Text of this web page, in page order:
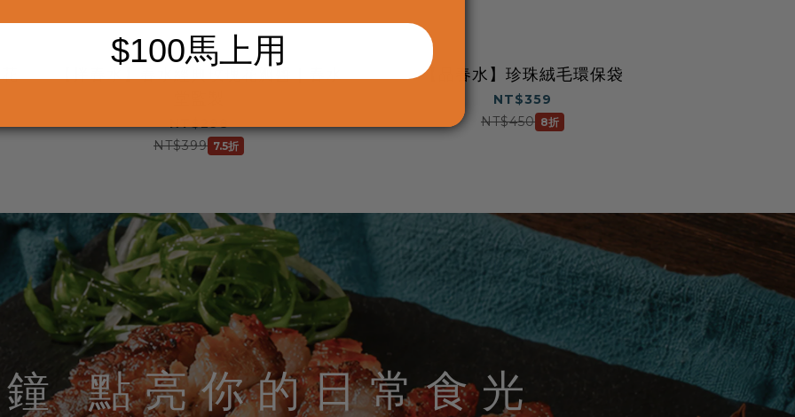
【拌春水】春水經典玫瑰花瓣醬｜春水
NT$298
NT$399 7.5折
【品春水】珍珠絨毛環保袋
NT$359
NT$450 8折
鐘點亮你的日常食光